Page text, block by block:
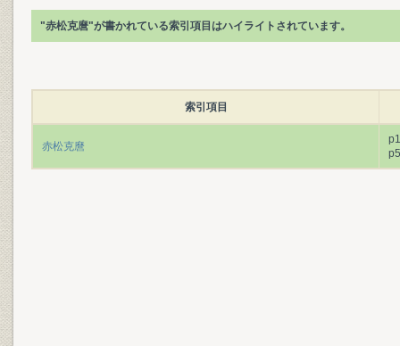
"赤松克麿"が書かれている索引項目はハイライトされています。
索引項目
赤松克麿